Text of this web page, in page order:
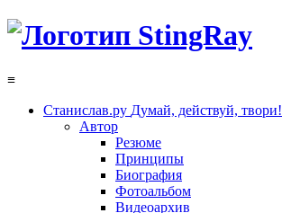
≡
Станислав.ру Думай, действуй, твори!
Автор
Резюме
Принципы
Биография
Фотоальбом
Видеоархив